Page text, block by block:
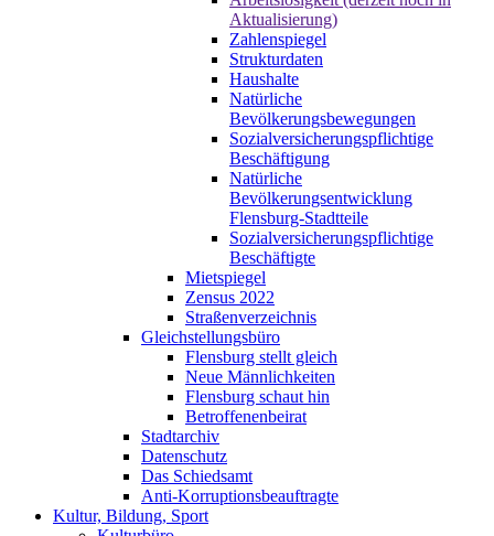
Aktualisierung)
Zahlenspiegel
Strukturdaten
Haushalte
Natürliche
Bevölkerungsbewegungen
Sozialversicherungspflichtige
Beschäftigung
Natürliche
Bevölkerungsentwicklung
Flensburg-Stadtteile
Sozialversicherungspflichtige
Beschäftigte
Mietspiegel
Zensus 2022
Straßenverzeichnis
Gleichstellungsbüro
Flensburg stellt gleich
Neue Männlichkeiten
Flensburg schaut hin
Betroffenenbeirat
Stadtarchiv
Datenschutz
Das Schiedsamt
Anti-Korruptionsbeauftragte
Kultur, Bildung, Sport